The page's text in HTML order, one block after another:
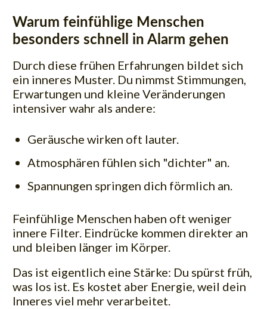
Warum feinfühlige Menschen
besonders schnell in Alarm gehen
Durch diese frühen Erfahrungen bildet sich
ein inneres Muster. Du nimmst Stimmungen,
Erwartungen und kleine Veränderungen
intensiver wahr als andere:
Geräusche wirken oft lauter.
Atmosphären fühlen sich "dichter" an.
Spannungen springen dich förmlich an.
Feinfühlige Menschen haben oft weniger
innere Filter. Eindrücke kommen direkter an
und bleiben länger im Körper.
Das ist eigentlich eine Stärke: Du spürst früh,
was los ist. Es kostet aber Energie, weil dein
Inneres viel mehr verarbeitet.